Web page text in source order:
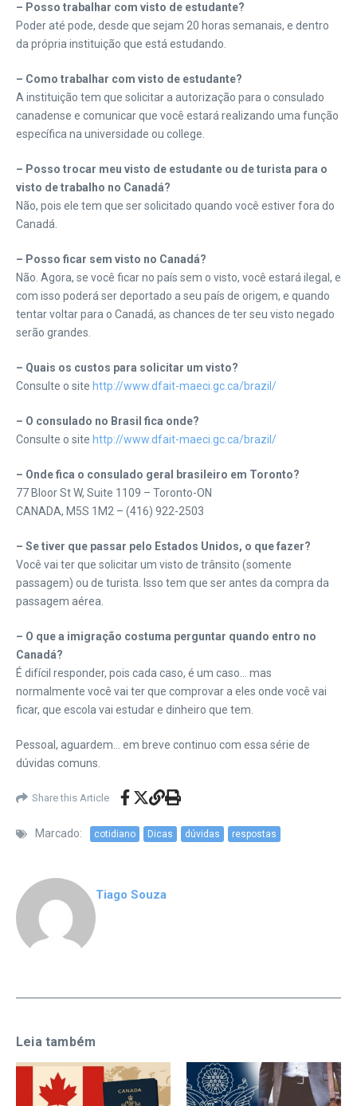
– Posso trabalhar com visto de estudante?
Poder até pode, desde que sejam 20 horas semanais, e dentro
da própria instituição que está estudando.
– Como trabalhar com visto de estudante?
A instituição tem que solicitar a autorização para o consulado
canadense e comunicar que você estará realizando uma função
específica na universidade ou college.
– Posso trocar meu visto de estudante ou de turista para o
visto de trabalho no Canadá?
Não, pois ele tem que ser solicitado quando você estiver fora do
Canadá.
– Posso ficar sem visto no Canadá?
Não. Agora, se você ficar no país sem o visto, você estará ilegal, e
com isso poderá ser deportado a seu país de origem, e quando
tentar voltar para o Canadá, as chances de ter seu visto negado
serão grandes.
– Quais os custos para solicitar um visto?
Consulte o site http://www.dfait-maeci.gc.ca/brazil/
– O consulado no Brasil fica onde?
Consulte o site http://www.dfait-maeci.gc.ca/brazil/
– Onde fica o consulado geral brasileiro em Toronto?
77 Bloor St W, Suite 1109 – Toronto-ON
CANADA, M5S 1M2 – (416) 922-2503
– Se tiver que passar pelo Estados Unidos, o que fazer?
Você vai ter que solicitar um visto de trânsito (somente
passagem) ou de turista. Isso tem que ser antes da compra da
passagem aérea.
– O que a imigração costuma perguntar quando entro no
Canadá?
É difícil responder, pois cada caso, é um caso… mas
normalmente você vai ter que comprovar a eles onde você vai
ficar, que escola vai estudar e dinheiro que tem.
Pessoal, aguardem… em breve continuo com essa série de
dúvidas comuns.
Share this Article
Marcado: cotidiano Dicas dúvidas respostas
Tiago Souza
Leia também